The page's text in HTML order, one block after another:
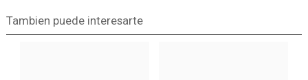
Tambien puede interesarte